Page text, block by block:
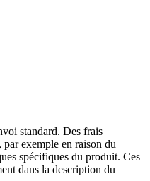
standard. Des frais
par exemple en raison du
spécifiques du produit. Ces
dans la description du